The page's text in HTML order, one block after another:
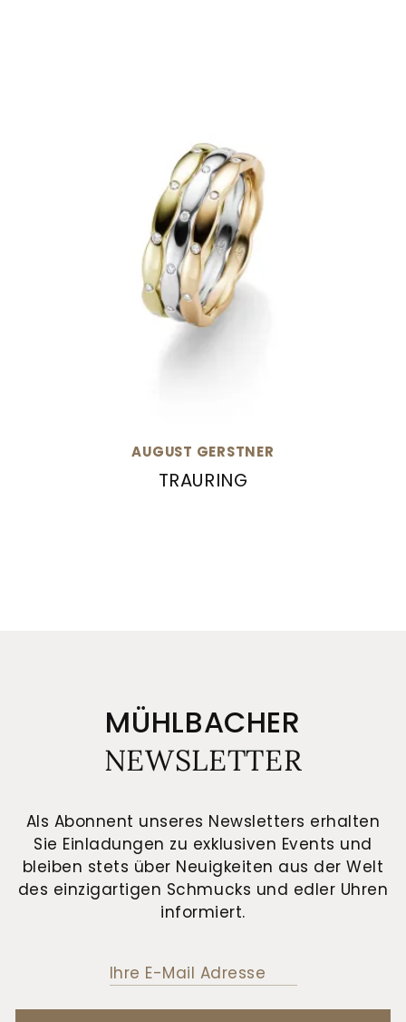
AUGUST GERSTNER
TRAURING
MÜHLBACHER
NEWSLETTER
Als Abonnent unseres Newsletters erhalten
Sie Einladungen zu exklusiven Events und
bleiben stets über Neuigkeiten aus der Welt
des einzigartigen Schmucks und edler Uhren
informiert.